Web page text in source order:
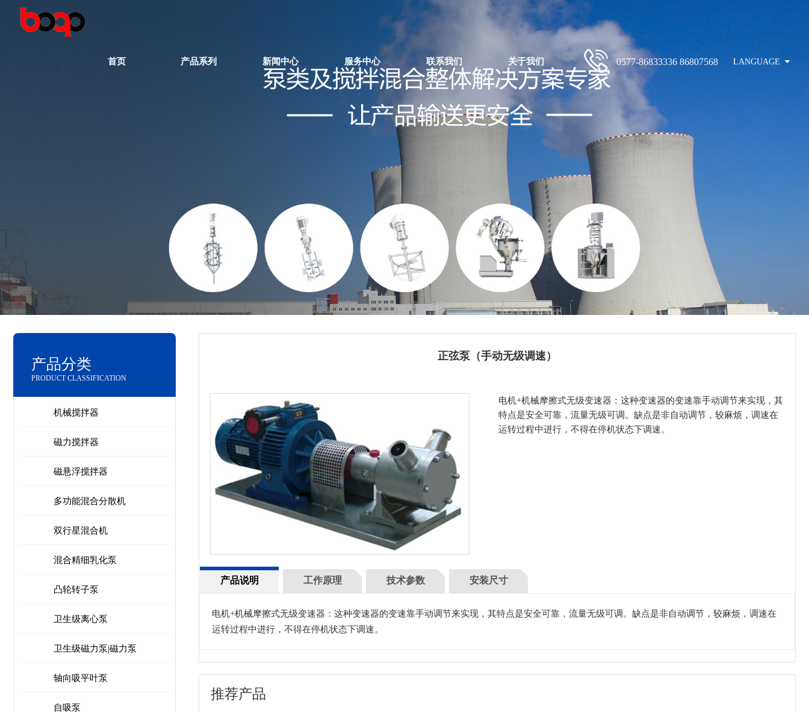
首页 产品系列 新闻中心 服务中心 联系我们 关于我们 LANGUAGE
0577-86833336 86807568
产品分类
PRODUCT CLASSIFICATION
机械搅拌器
磁力搅拌器
磁悬浮搅拌器
多功能混合分散机
双行星混合机
混合精细乳化泵
凸轮转子泵
卫生级离心泵
卫生级磁力泵|磁力泵
轴向吸平叶泵
自吸泵
正弦泵（手动无级调速）
电机+机械摩擦式无级变速器：这种变速器的变速靠手动调节来实现，其
特点是安全可靠，流量无级可调。缺点是非自动调节，较麻烦，调速在
运转过程中进行，不得在停机状态下调速。
产品说明 工作原理 技术参数 安装尺寸
电机+机械摩擦式无级变速器：这种变速器的变速靠手动调节来实现，其特点是安全可靠，流量无级可调。缺点是非自动调节，较麻烦，调速在
运转过程中进行，不得在停机状态下调速。
推荐产品